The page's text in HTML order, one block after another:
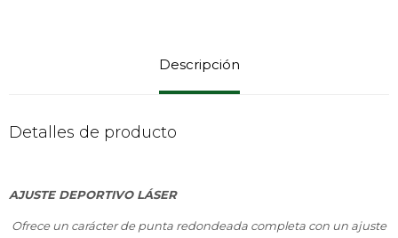
Descripción
Detalles de producto
AJUSTE DEPORTIVO LÁSER
Ofrece un carácter de punta redondeada completa con un ajuste